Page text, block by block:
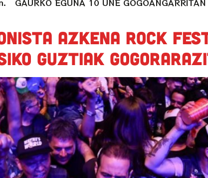
Azkena Rock
guztiak